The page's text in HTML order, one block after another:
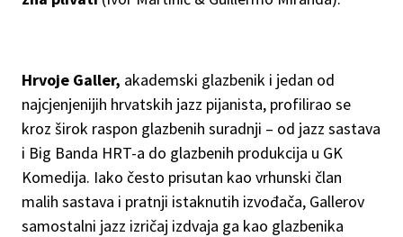
Hrvoje Galler, akademski glazbenik i jedan od
najcjenjenijih hrvatskih jazz pijanista, profilirao se
kroz širok raspon glazbenih suradnji – od jazz sastava
i Big Banda HRT-a do glazbenih produkcija u GK
Komedija. Iako često prisutan kao vrhunski član
malih sastava i pratnji istaknutih izvođača, Gallerov
samostalni jazz izričaj izdvaja ga kao glazbenika